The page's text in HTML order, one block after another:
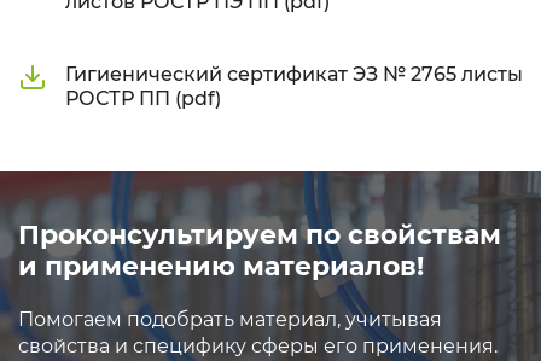
Гигиенический сертификат ЭЗ № 2765 листы
РОСТР ПП (pdf)
Проконсультируем по свойствам
и применению материалов!
Помогаем подобрать материал, учитывая
свойства и специфику сферы его применения.